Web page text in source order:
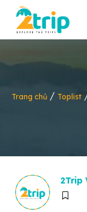
Trang chủ / Toplist
2Trip